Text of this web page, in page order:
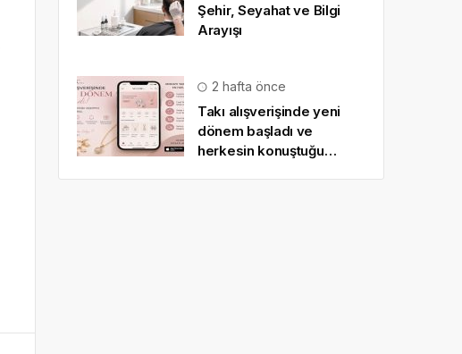
Şehir, Seyahat ve Bilgi
Arayışı
2 hafta önce
Takı alışverişinde yeni
dönem başladı ve
herkesin konuştuğu